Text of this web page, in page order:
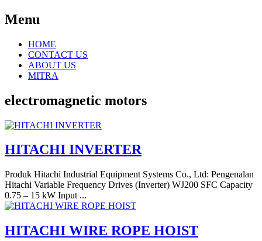
Menu
Skip
content
HOME
CONTACT US
ABOUT US
MITRA
electromagnetic motors
HITACHI INVERTER
Produk Hitachi Industrial Equipment Systems Co., Ltd: Pengenalan
Hitachi Variable Frequency Drives (Inverter) WJ200 SFC Capacity
0.75 – 15 kW Input ...
HITACHI WIRE ROPE HOIST